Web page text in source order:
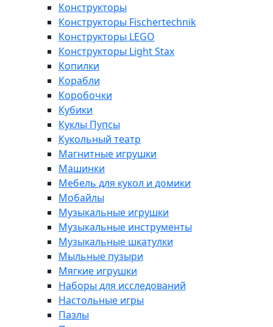
Конструкторы
Конструкторы Fisсhertechnik
Конструкторы LEGO
Конструкторы Light Stax
Копилки
Корабли
Коробочки
Кубики
Куклы Пупсы
Кукольный театр
Магнитные игрушки
Машинки
Мебель для кукол и домики
Мобайлы
Музыкальные игрушки
Музыкальные инструменты
Музыкальные шкатулки
Мыльные пузыри
Мягкие игрушки
Наборы для исследований
Настольные игры
Пазлы